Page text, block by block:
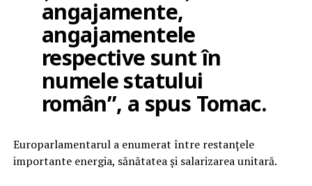
angajamente,
angajamentele
respective sunt în
numele statului
român”, a spus Tomac.
Europarlamentarul a enumerat între restanțele
importante energia, sănătatea și salarizarea unitară.